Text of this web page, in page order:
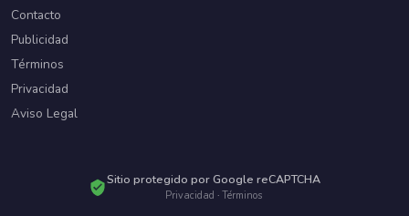
Contacto
Publicidad
Términos
Privacidad
Aviso Legal
Sitio protegido por Google reCAPTCHA
Privacidad · Términos